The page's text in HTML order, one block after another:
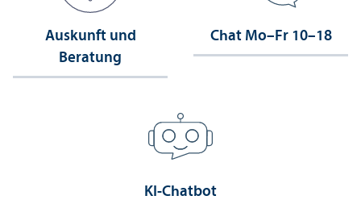
Auskunft und
Beratung
Chat Mo–Fr 10–18
KI-Chatbot